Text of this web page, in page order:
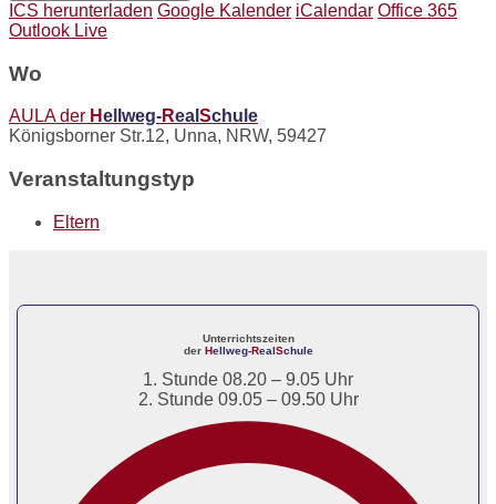
ICS herunterladen Google Kalender iCalendar Office 365
Outlook Live
Wo
AULA der Hellweg-Real Schule
Königsborner Str.12, Unna, NRW, 59427
Veranstaltungstyp
Eltern
Unterrichtszeiten
der Hellweg-RealSchule
1. Stunde 08.20 – 9.05 Uhr
2. Stunde 09.05 – 09.50 Uhr